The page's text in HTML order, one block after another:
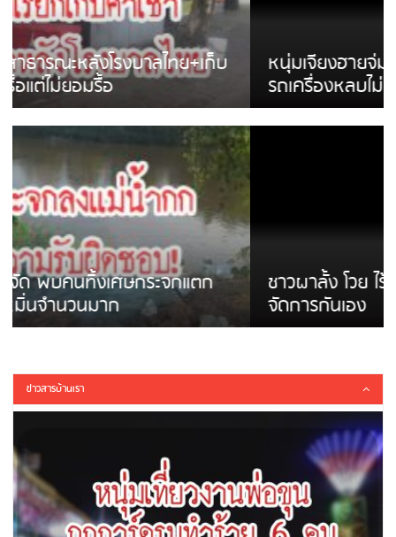
หนุ่มเจียงฮายจ่ม พบถังน้ำดื่มตกกลางถนน
รถเครื่องหลบไม่ทันล้มบาดเจ็บ
ชาวผาลั้ง โวย ไร้หน่วยงานดูแล ดินสไลด์ ต้อง
จัดการกันเอง
ข่าวสารบ้านเรา